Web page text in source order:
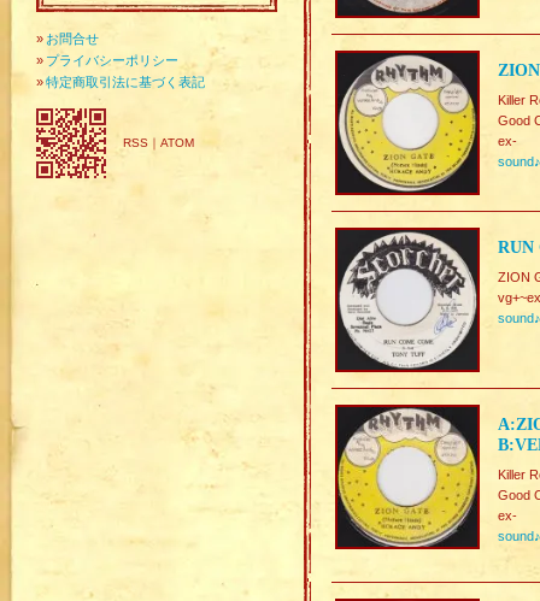
» お問合せ
» プライバシーポリシー
»特定商取引法に基づく表記
RSS ｜ ATOM
Killer
Good
ex-
sound♪
RUN
ZION
sound♪
Killer
Good
ex-
sound♪